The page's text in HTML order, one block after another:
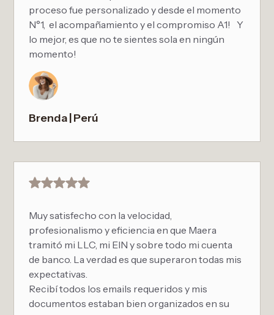
proceso fue personalizado y desde el momento
N°1, el acompañamiento y el compromiso A1! Y
lo mejor, es que no te sientes sola en ningún
momento!
Brenda | Perú
Muy satisfecho con la velocidad,
profesionalismo y eficiencia en que Maera
tramitó mi LLC, mi EIN y sobre todo mi cuenta
de banco. La verdad es que superaron todas mis
expectativas.
Recibí todos los emails requeridos y mis
documentos estaban bien organizados en su